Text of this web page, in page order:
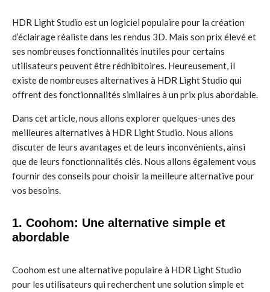
HDR Light Studio est un logiciel populaire pour la création
d’éclairage réaliste dans les rendus 3D. Mais son prix élevé et
ses nombreuses fonctionnalités inutiles pour certains
utilisateurs peuvent être rédhibitoires. Heureusement, il
existe de nombreuses alternatives à HDR Light Studio qui
offrent des fonctionnalités similaires à un prix plus abordable.
Dans cet article, nous allons explorer quelques-unes des
meilleures alternatives à HDR Light Studio. Nous allons
discuter de leurs avantages et de leurs inconvénients, ainsi
que de leurs fonctionnalités clés. Nous allons également vous
fournir des conseils pour choisir la meilleure alternative pour
vos besoins.
1. Coohom: Une alternative simple et
abordable
Coohom est une alternative populaire à HDR Light Studio
pour les utilisateurs qui recherchent une solution simple et